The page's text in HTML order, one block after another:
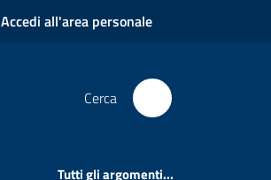
Accedi all'area personale
Cerca
Tutti gli argomenti...